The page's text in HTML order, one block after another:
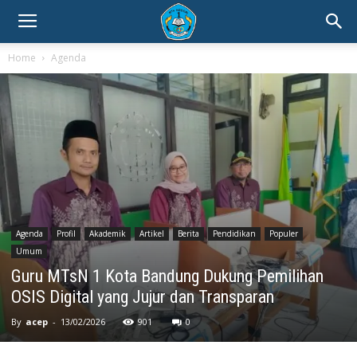
Home Agenda
Agenda Profil Akademik Artikel Berita Pendidikan
Populer
Umum
Guru MTsN 1 Kota Bandung Dukung Pemilihan
OSIS Digital yang Jujur dan Transparan
By acep - 13/02/2026 901 0